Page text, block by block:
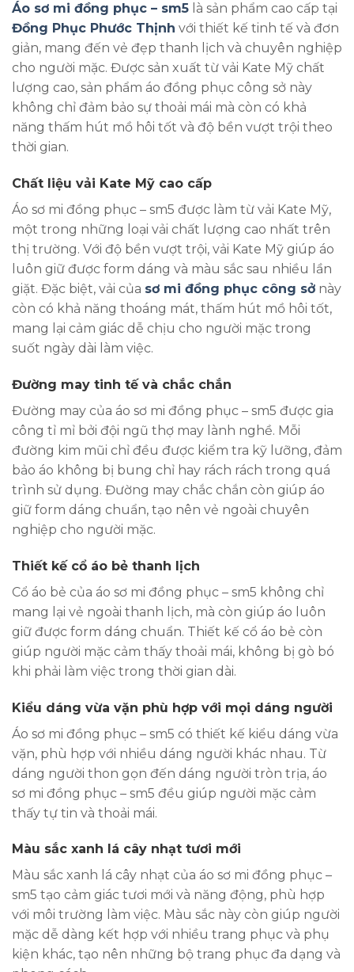
Áo sơ mi đồng phục – sm5 là sản phẩm cao cấp tại
Đồng Phục Phước Thịnh với thiết kế tinh tế và đơn
giản, mang đến vẻ đẹp thanh lịch và chuyên nghiệp
cho người mặc. Được sản xuất từ vải Kate Mỹ chất
lượng cao, sản phẩm áo đồng phục công sở này
không chỉ đảm bảo sự thoải mái mà còn có khả
năng thấm hút mồ hôi tốt và độ bền vượt trội theo
thời gian.
Chất liệu vải Kate Mỹ cao cấp
Áo sơ mi đồng phục – sm5 được làm từ vải Kate Mỹ,
một trong những loại vải chất lượng cao nhất trên
thị trường. Với độ bền vượt trội, vải Kate Mỹ giúp áo
luôn giữ được form dáng và màu sắc sau nhiều lần
giặt. Đặc biệt, vải của sơ mi đồng phục công sở này
còn có khả năng thoáng mát, thấm hút mồ hôi tốt,
mang lại cảm giác dễ chịu cho người mặc trong
suốt ngày dài làm việc.
Đường may tinh tế và chắc chắn
Đường may của áo sơ mi đồng phục – sm5 được gia
công tỉ mỉ bởi đội ngũ thợ may lành nghề. Mỗi
đường kim mũi chỉ đều được kiểm tra kỹ lưỡng, đảm
bảo áo không bị bung chỉ hay rách rách trong quá
trình sử dụng. Đường may chắc chắn còn giúp áo
giữ form dáng chuẩn, tạo nên vẻ ngoài chuyên
nghiệp cho người mặc.
Thiết kế cổ áo bẻ thanh lịch
Cổ áo bẻ của áo sơ mi đồng phục – sm5 không chỉ
mang lại vẻ ngoài thanh lịch, mà còn giúp áo luôn
giữ được form dáng chuẩn. Thiết kế cổ áo bẻ còn
giúp người mặc cảm thấy thoải mái, không bị gò bó
khi phải làm việc trong thời gian dài.
Kiểu dáng vừa vặn phù hợp với mọi dáng người
Áo sơ mi đồng phục – sm5 có thiết kế kiểu dáng vừa
vặn, phù hợp với nhiều dáng người khác nhau. Từ
dáng người thon gọn đến dáng người tròn trịa, áo
sơ mi đồng phục – sm5 đều giúp người mặc cảm
thấy tự tin và thoải mái.
Màu sắc xanh lá cây nhạt tươi mới
Màu sắc xanh lá cây nhạt của áo sơ mi đồng phục –
sm5 tạo cảm giác tươi mới và năng động, phù hợp
với môi trường làm việc. Màu sắc này còn giúp người
mặc dễ dàng kết hợp với nhiều trang phục và phụ
kiện khác, tạo nên những bộ trang phục đa dạng và